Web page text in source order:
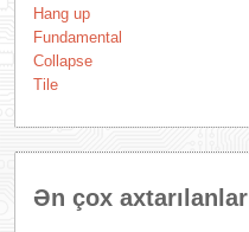
Hang up
Fundamental
Collapse
Tile
Ən çox axtarılanlar